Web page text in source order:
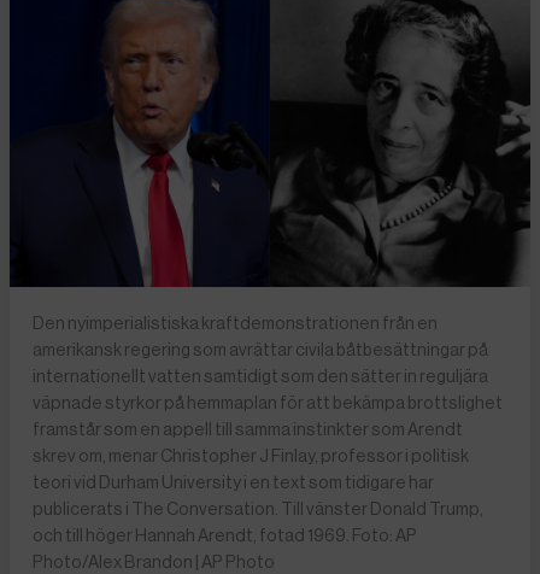
Den nyimperialistiska kraftdemonstrationen från en
amerikansk regering som avrättar civila båtbesättningar på
internationellt vatten samtidigt som den sätter in reguljära
väpnade styrkor på hemmaplan för att bekämpa brottslighet
framstår som en appell till samma instinkter som Arendt
skrev om, menar Christopher J Finlay, professor i politisk
teori vid Durham University i en text som tidigare har
publicerats i The Conversation. Till vänster Donald Trump,
och till höger Hannah Arendt, fotad 1969. Foto: AP
Photo/Alex Brandon | AP Photo